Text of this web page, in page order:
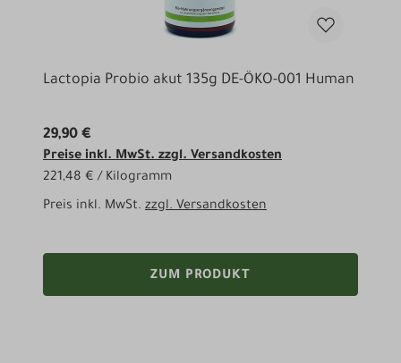
Lactopia Probio akut 135g DE-ÖKO-001 Human
29,90 €
Preise inkl. MwSt. zzgl. Versandkosten
221,48 € / Kilogramm
Preis inkl. MwSt. zzgl. Versandkosten
ZUM PRODUKT